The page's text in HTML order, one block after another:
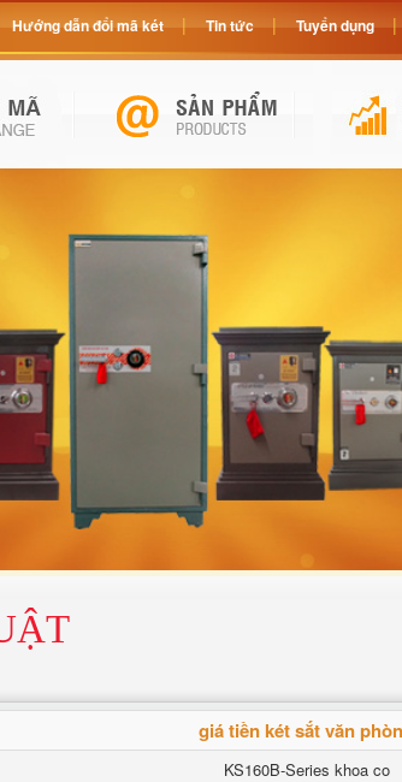
giá tiền két sắt văn
KS160B-Series khoa co
Hướng dẫn đổi mã két Tin tức Tuyển dụng